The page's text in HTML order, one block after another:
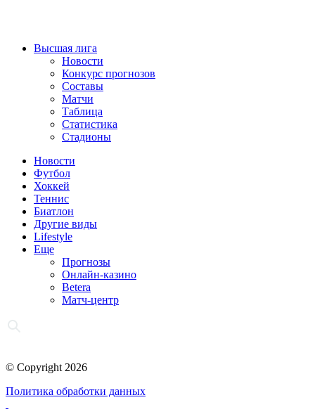
Высшая лига
Новости
Конкурс прогнозов
Составы
Матчи
Таблица
Статистика
Стадионы
Новости
Футбол
Хоккей
Теннис
Биатлон
Другие виды
Lifestyle
Еще
Прогнозы
Онлайн-казино
Betera
Матч-центр
© Copyright 2026
Политика обработки данных